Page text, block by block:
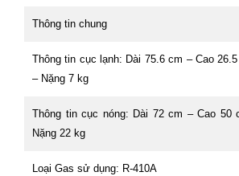
Thông tin chung
Thông tin cục lạnh: Dài 75.6 cm – Cao
– Nặng 7 kg
Thông tin cục nóng: Dài 72 cm – Cao 50
Nặng 22 kg
Loại Gas sử dụng: R-410A